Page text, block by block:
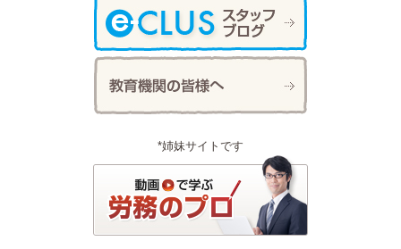
2019.06.03【中２】英語 未来を表す表現 be going to ～
の文を学習しよう！
2019.06.02【中３】遺伝についての規則性を確認しよう！
発見したのはオーストリアのメンデルです！！
2019.06.01【中１】英語 This（That ） is ～. 「これ
（あれ）は～です。」の文を学習しよう！
【中１】被子植物と裸子植物の花のつくり！
根・茎・葉のつくりとはたらきを確認しよう！！
YouTubeの今までの再生回数
*姉妹サイトです